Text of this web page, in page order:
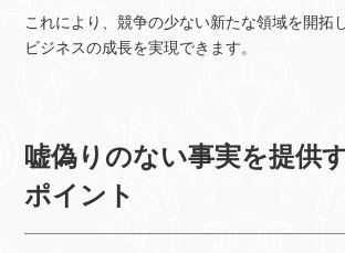
これにより、競争の少ない新たな領域を開拓し
ビジネスの成長を実現できます。
嘘偽りのない事実を提供
ポイント